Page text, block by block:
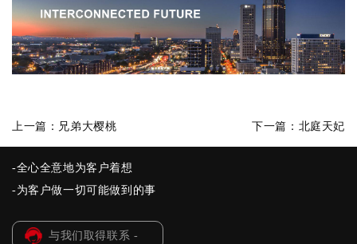
上一篇： 兄弟大樱桃 下一篇： 北庭天妃
-全心全意地为客户着想
-为客户做一切可能做到的事
与我们取得联系 -